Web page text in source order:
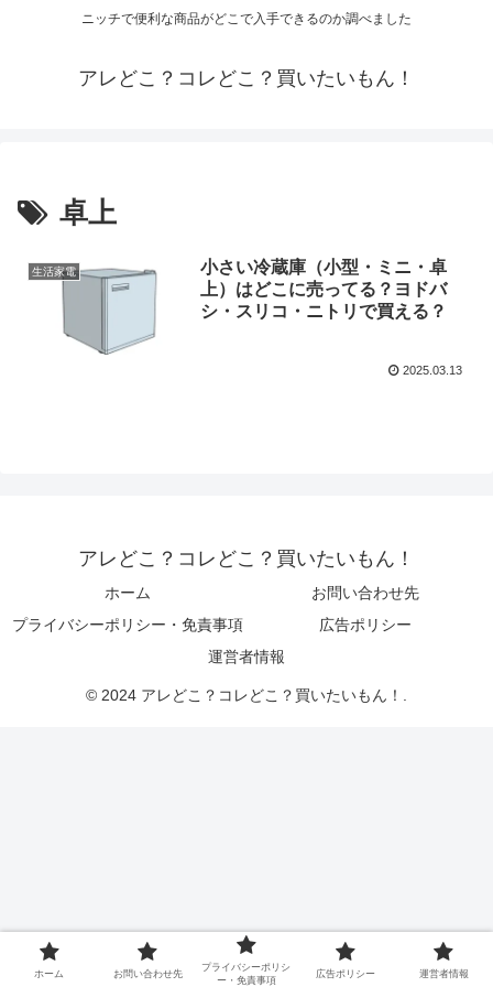
ニッチで便利な商品がどこで入手できるのか調べました
アレどこ？コレどこ？買いたいもん！
卓上
生活家電
小さい冷蔵庫（小型・ミニ・卓
上）はどこに売ってる？ヨドバ
シ・スリコ・ニトリで買える？
2025.03.13
アレどこ？コレどこ？買いたいもん！
ホーム
お問い合わせ先
プライバシーポリシー・免責事項
広告ポリシー
運営者情報
© 2024 アレどこ？コレどこ？買いたいもん！.
ホーム お問い合わせ先
プライバシーポリシ
ー・免責事項
広告ポリシー 運営者情報